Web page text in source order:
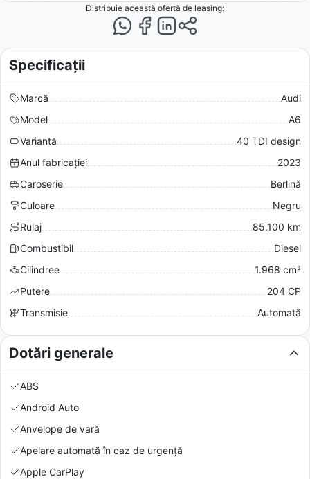
Distribuie această ofertă de leasing:
Specificații
Marcă
Audi
Model
A6
Variantă
40 TDI design
Anul fabricației
2023
Caroserie
Berlină
Culoare
Negru
Rulaj
85.100 km
Combustibil
Diesel
Cilindree
1.968 cm³
Putere
204 CP
Transmisie
Automată
Dotări generale
ABS
Android Auto
Anvelope de vară
Apelare automată în caz de urgență
Apple CarPlay